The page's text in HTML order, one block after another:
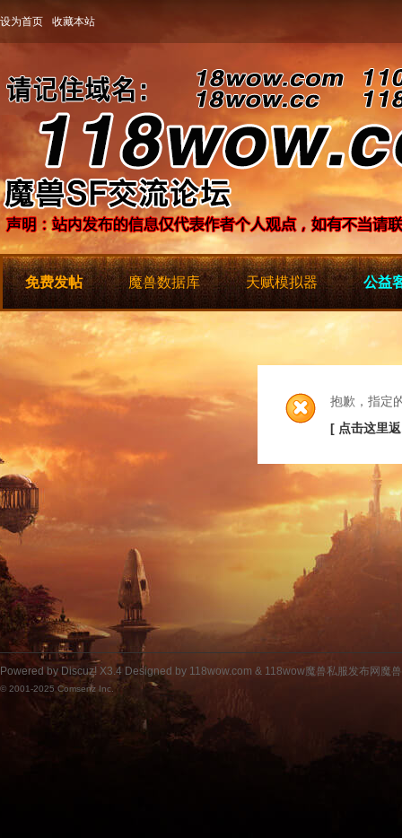
设为首页 收藏本站
免费发帖 魔兽数据库 天赋模拟器 公益
抱歉，指定
[ 点击这里
Powered by Discuz! X3.4 Designed by 118wow.com & 118wow魔兽私服发布网魔
© 2001-2025 Comsenz Inc.